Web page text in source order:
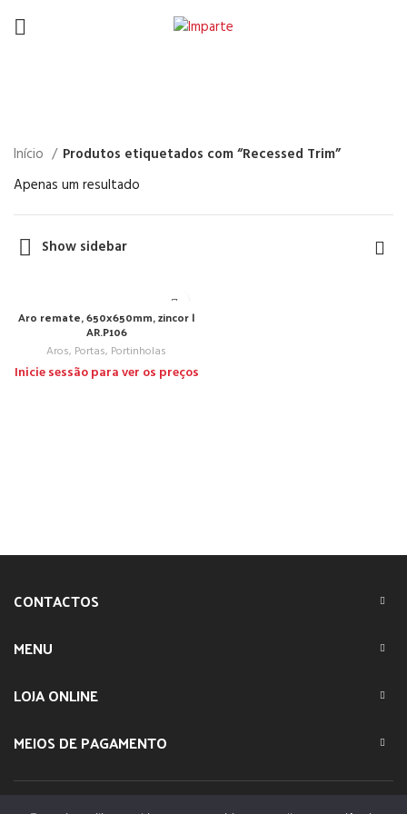
Início
Produtos etiquetados com “Recessed Trim”
Apenas um resultado
Show sidebar
Aro remate, 650x650mm, zincor |
AR.P106
Aros, Portas, Portinholas
Inicie sessão para ver os preços
CONTACTOS
MENU
LOJA ONLINE
MEIOS DE PAGAMENTO